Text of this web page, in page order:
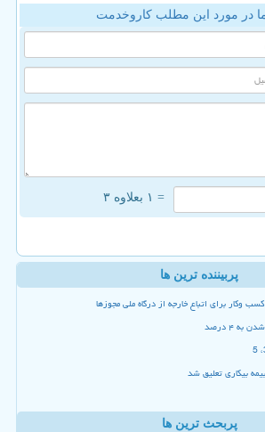
در مورد این مطلب کاروخدمت
= ۱ بعلاوه ۳
پربیننده ترین ها
وکار برای اتباع خارجه از درگاه ملی مجوزها
۴ درصد
بیکاری تعلیق شد
پربحث ترین ها